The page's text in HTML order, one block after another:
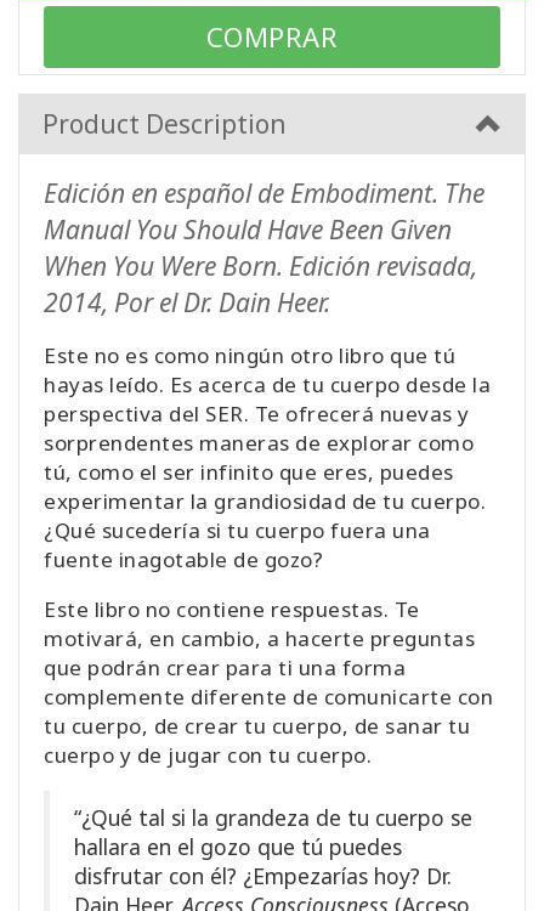
COMPRAR
Product Description
Edición en español de Embodiment. The
Manual You Should Have Been Given
When You Were Born. Edición revisada,
2014, Por el Dr. Dain Heer.
Este no es como ningún otro libro que tú
hayas leído. Es acerca de tu cuerpo desde la
perspectiva del SER. Te ofrecerá nuevas y
sorprendentes maneras de explorar como
tú, como el ser infinito que eres, puedes
experimentar la grandiosidad de tu cuerpo.
¿Qué sucedería si tu cuerpo fuera una
fuente inagotable de gozo?
Este libro no contiene respuestas. Te
motivará, en cambio, a hacerte preguntas
que podrán crear para ti una forma
complemente diferente de comunicarte con
tu cuerpo, de crear tu cuerpo, de sanar tu
cuerpo y de jugar con tu cuerpo.
“¿Qué tal si la grandeza de tu cuerpo se
hallara en el gozo que tú puedes
disfrutar con él? ¿Empezarías hoy? Dr.